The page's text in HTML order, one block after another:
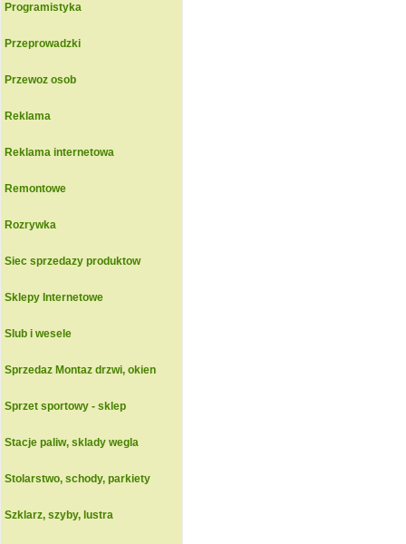
Programistyka
Przeprowadzki
Przewoz osob
Reklama
Reklama internetowa
Remontowe
Rozrywka
Siec sprzedazy produktow
Sklepy Internetowe
Slub i wesele
Sprzedaz Montaz drzwi, okien
Sprzet sportowy - sklep
Stacje paliw, sklady wegla
Stolarstwo, schody, parkiety
Szklarz, szyby, lustra